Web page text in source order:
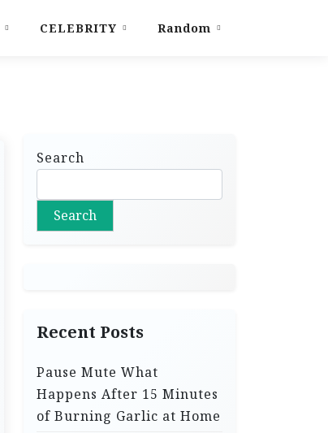
CELEBRITY Random
Search
Search
Recent Posts
Pause Mute What
Happens After 15 Minutes
of Burning Garlic at Home